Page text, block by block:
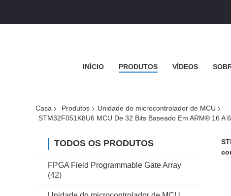
INÍCIO PRODUTOS VÍDEOS
Casa Produtos
Unidade do microcontrolador de MCU
STM32F051K8U6 MCU De 32 Bits Baseado Em ARM® 16 A
TODOS OS PRODUTOS
FPGA Field Programmable Gate Array
(42)